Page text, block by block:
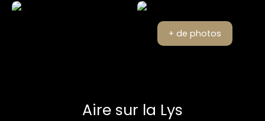
+ de photos
Aire sur la Lys